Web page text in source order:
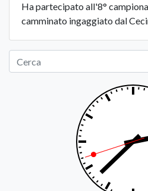
Ha partecipato all'8°
camminato ingaggiato dal